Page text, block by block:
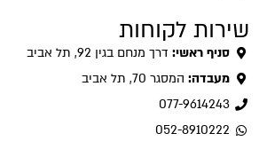
שירות לקוחות
סניף ראשי: דרך מנחם בגין 92, תל אביב
מעבדה: המסגר 70, תל אביב
077-9614243
052-8910222